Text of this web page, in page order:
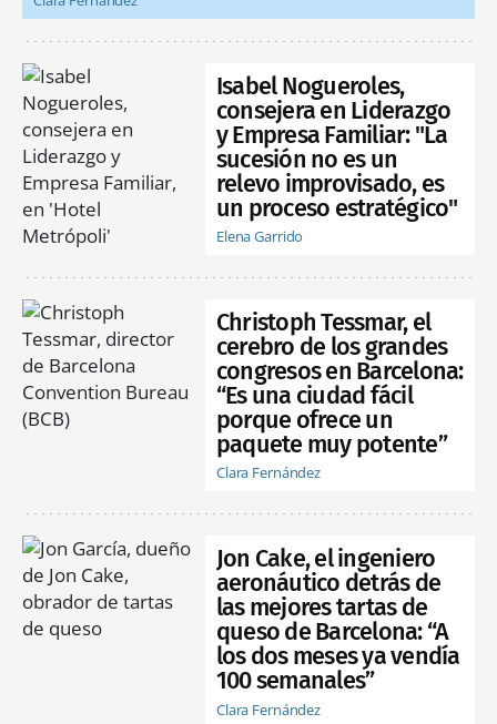
Isabel Nogueroles,
consejera en Liderazgo
y Empresa Familiar: "La
sucesión no es un
relevo improvisado, es
un proceso estratégico"
Elena Garrido
Christoph Tessmar, el
cerebro de los grandes
congresos en Barcelona:
“Es una ciudad fácil
porque ofrece un
paquete muy potente”
Clara Fernández
Jon Cake, el ingeniero
aeronáutico detrás de
las mejores tartas de
queso de Barcelona: “A
los dos meses ya vendía
100 semanales”
Clara Fernández